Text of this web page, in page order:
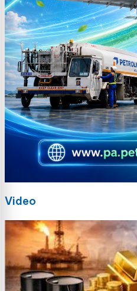
Video